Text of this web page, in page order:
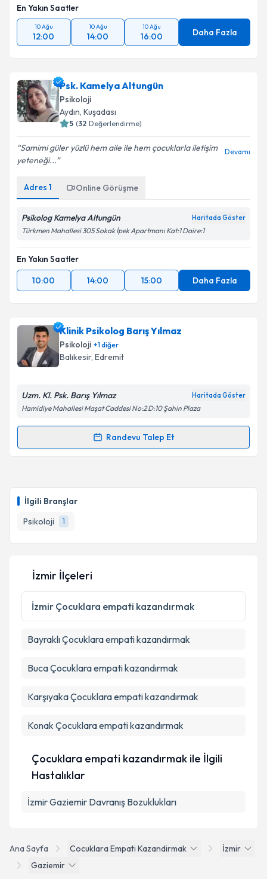
İlgili Branşlar
Psikoloji
1
kapsamda işlenmesini kabul ediyorum.
Takvim Talebini Gönder
En Yakın Saatler
10 Ağu
12:00
10 Ağu
14:00
10 Ağu
16:00 Daha Fazla
Psk. Kamelya Altungün
Psikoloji
Aydın, Kuşadası
5 (32 Değerlendirme)
Samimi güler yüzlü hem aile ile hem çocuklarla iletişim
yeteneği...
Devamı
Adres 1 Online Görüşme
Psikolog Kamelya Altungün Haritada Göster
Türkmen Mahallesi 305 Sokak İpek Apartmanı Kat:1 Daire:1
En Yakın Saatler
10:00
14:00 15:00 Daha Fazla
Klinik Psikolog Barış Yılmaz
Psikoloji +1diğer
Balıkesir, Edremit
Uzm. Kl. Psk. Barış Yılmaz Haritada Göster
Hamidiye Mahallesi Maşat Caddesi No:2 D:10 Şahin Plaza
Randevu Talep Et
Randevu Takvimi Talebi
için bir takvim hazırlandığında e-posta ile
bilgilendireceğiz.
E-posta Adresiniz
Kişisel verilerimin işlenmesine ilişkinAydınlatma
Metni'ni okudum ve kişisel verilerimin belirtilen
Takvim Talebini Gönder
Ana Sayfa Cocuklara Empati Kazandirmak
İzmir
Gaziemir
İzmir İlçeleri
İzmir Çocuklara empati kazandırmak
BayraklıÇocuklara empati kazandırmak
BucaÇocuklara empati kazandırmak
KarşıyakaÇocuklara empati kazandırmak
Konak Çocuklara empati kazandırmak
Çocuklara empati kazandırmak ile İlgili
Hastalıklar
İzmir Gaziemir Davranış Bozuklukları